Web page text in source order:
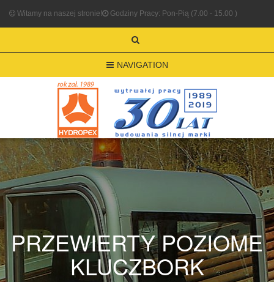
Witamy na naszej stronie! Godziny Pracy: Pon-Pią (7.00 - 15.00 )
NAVIGATION
PRZEWIERTY POZIOME
KLUCZBORK